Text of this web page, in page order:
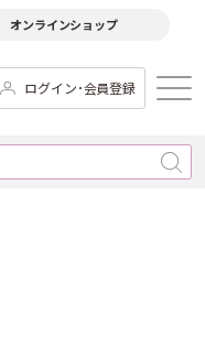
オンラインショップ
ログイン･会員登録